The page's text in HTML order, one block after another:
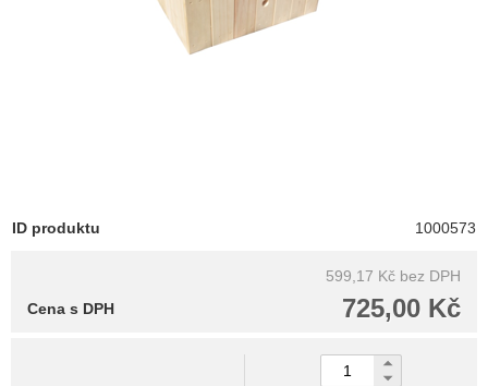
ID produktu 1000573
599,17 Kč bez DPH
725,00 Kč
Cena s DPH